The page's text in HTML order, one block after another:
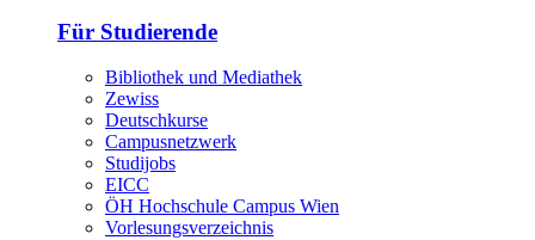
Für Studierende
Bibliothek und Mediathek
Zewiss
Deutschkurse
Campusnetzwerk
Studijobs
EICC
ÖH Hochschule Campus Wien
Vorlesungsverzeichnis